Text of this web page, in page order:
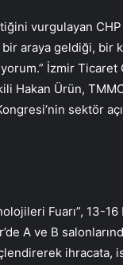
vurgulayan CHP
araya geldiği,
İzmir Ticaret
Hakan Ürün,
sektör
Fuarı”, 13-
A ve B
ihracata,